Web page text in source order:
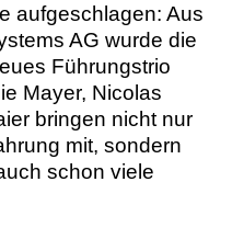
aufgeschlagen: Aus
AG wurde die
Führungstrio
Mayer, Nicolas
bringen nicht nur
mit, sondern
schon viele